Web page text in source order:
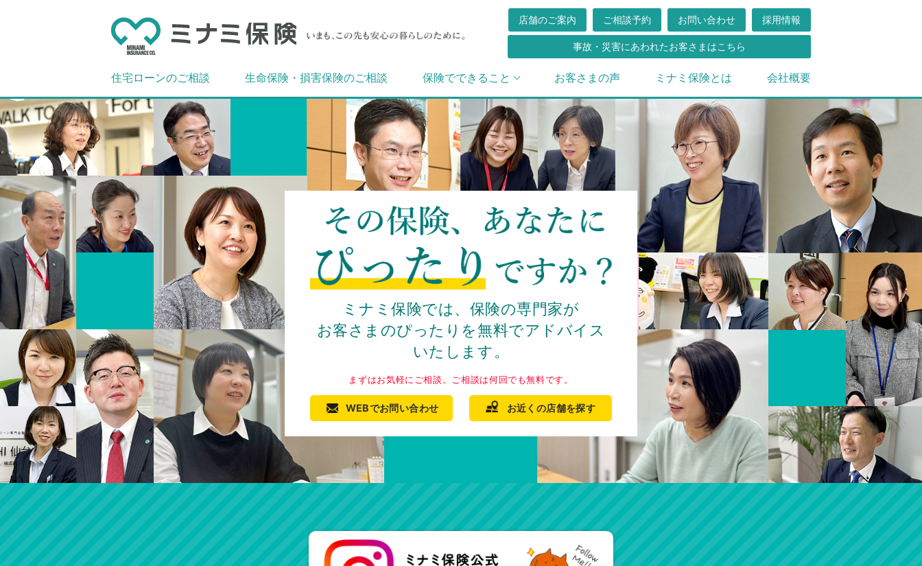
店舗のご案内 ご相談予約 お問い合わせ 採用情報
事故・災害にあわれたお客さまはこちら
住宅ローンのご相談 生命保険・損害保険のご相談 保険でできること お客さまの声 ミナミ保険とは 会社概要
ミナミ保険では、保険の専門家が
お客さまのぴったりを無料でアドバイス
いたします。
まずはお気軽にご相談。 ご相談は何回でも無料です。
WEBでお問い合わせ お近くの店舗を探す